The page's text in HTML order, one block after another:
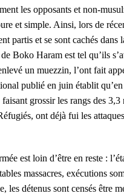
les opposants et non-
et simple. Ainsi, lors de
partis et se sont cachés
Boko Haram est tel qu’ils
un muezzin, l’ont fait
publié en juin établit
grossir les rangs des
ont déjà fui les
est loin d’être en reste :
massacres, exécutions
les détenus sont censés être